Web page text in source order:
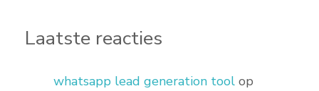
Laatste reacties
whatsapp lead generation tool op